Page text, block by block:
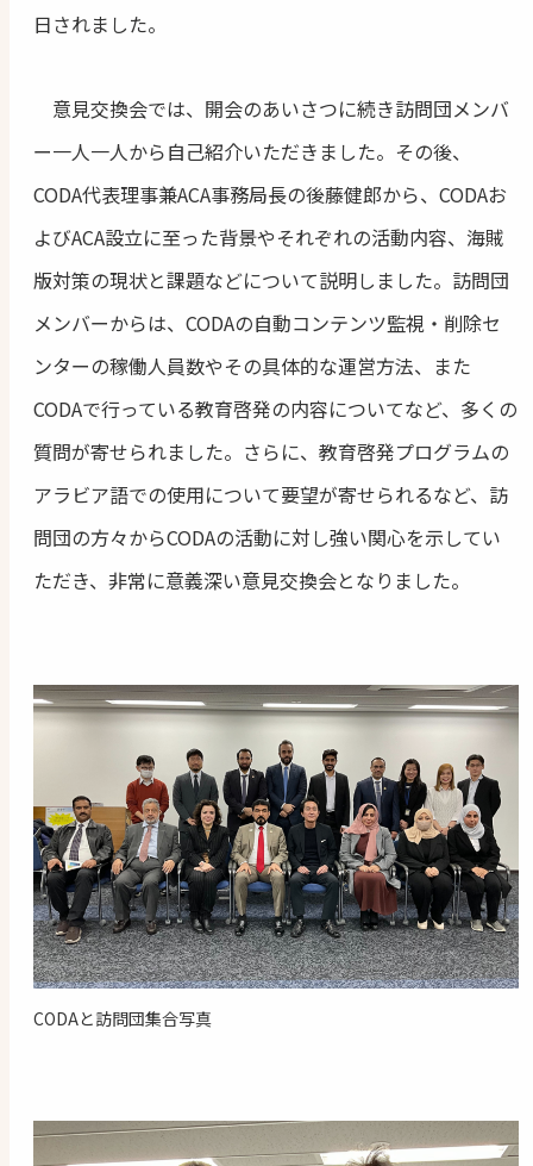
日されました。
意見交換会では、開会のあいさつに続き訪問団メンバ
ー一人一人から自己紹介いただきました。その後、
CODA代表理事兼ACA事務局長の後藤健郎から、CODAお
よびACA設立に至った背景やそれぞれの活動内容、海賊
版対策の現状と課題などについて説明しました。訪問団
メンバーからは、CODAの自動コンテンツ監視・削除セ
ンターの稼働人員数やその具体的な運営方法、また
CODAで行っている教育啓発の内容についてなど、多くの
質問が寄せられました。さらに、教育啓発プログラムの
アラビア語での使用について要望が寄せられるなど、訪
問団の方々からCODAの活動に対し強い関心を示してい
ただき、非常に意義深い意見交換会となりました。
CODAと訪問団集合写真